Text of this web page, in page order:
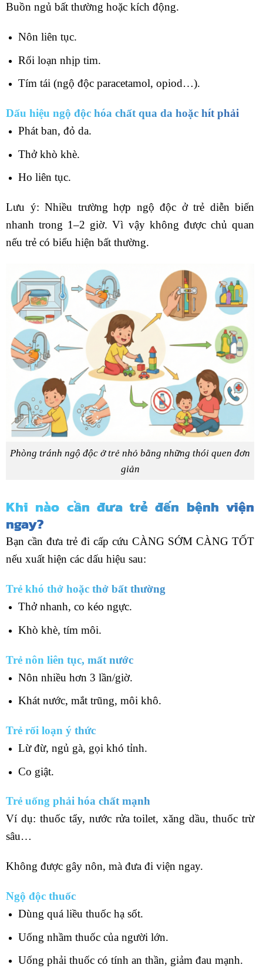
Buồn ngủ bất thường hoặc kích động.
Nôn liên tục.
Rối loạn nhịp tim.
Tím tái (ngộ độc paracetamol, opiod…).
Dấu hiệu ngộ độc hóa chất qua da hoặc hít phải
Phát ban, đỏ da.
Thở khò khè.
Ho liên tục.
Lưu ý: Nhiều trường hợp ngộ độc ở trẻ diễn biến
nhanh trong 1–2 giờ. Vì vậy không được chủ quan
nếu trẻ có biểu hiện bất thường.
Phòng tránh ngộ độc ở trẻ nhỏ bằng những thói quen đơn
giản
Khi nào cần đưa trẻ đến bệnh viện
ngay?
Bạn cần đưa trẻ đi cấp cứu CÀNG SỚM CÀNG TỐT
nếu xuất hiện các dấu hiệu sau:
Trẻ khó thở hoặc thở bất thường
Thở nhanh, co kéo ngực.
Khò khè, tím môi.
Trẻ nôn liên tục, mất nước
Nôn nhiều hơn 3 lần/giờ.
Khát nước, mắt trũng, môi khô.
Trẻ rối loạn ý thức
Lừ đừ, ngủ gà, gọi khó tỉnh.
Co giật.
Trẻ uống phải hóa chất mạnh
Ví dụ: thuốc tẩy, nước rửa toilet, xăng dầu, thuốc trừ
sâu…
Không được gây nôn, mà đưa đi viện ngay.
Ngộ độc thuốc
Dùng quá liều thuốc hạ sốt.
Uống nhầm thuốc của người lớn.
Uống phải thuốc có tính an thần, giảm đau mạnh.